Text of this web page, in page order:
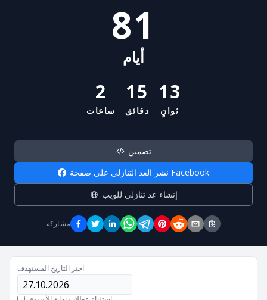
81
أيام
2
ساعات
15
دقائق
13
ثوانٍ
تضمين
نشر العد التنازلي على صفحة Facebook
إنشاء عد تنازلي للويب
مشاركة
اختر التاريخ المستهدف